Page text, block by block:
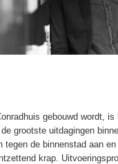
gebouwd wordt, is
grootste uitdagingen
tegen de binnenstad aan
krap.